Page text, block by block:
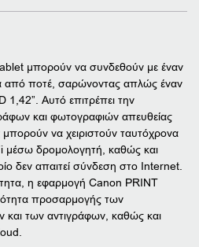
μπορούν να συνδεθούν με έναν
από ποτέ, σαρώνοντας απλώς έναν
Αυτό επιτρέπει την
και φωτογραφιών απευθείας
να χειριστούν ταυτόχρονα
μέσω δρομολογητή, καθώς και
δεν απαιτεί σύνδεση στο Internet.
η εφαρμογή Canon PRINT
προσαρμογής των
των αντιγράφων, καθώς και